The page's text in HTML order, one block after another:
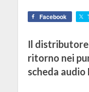
Facebook
Il distributore
ritorno nei
scheda